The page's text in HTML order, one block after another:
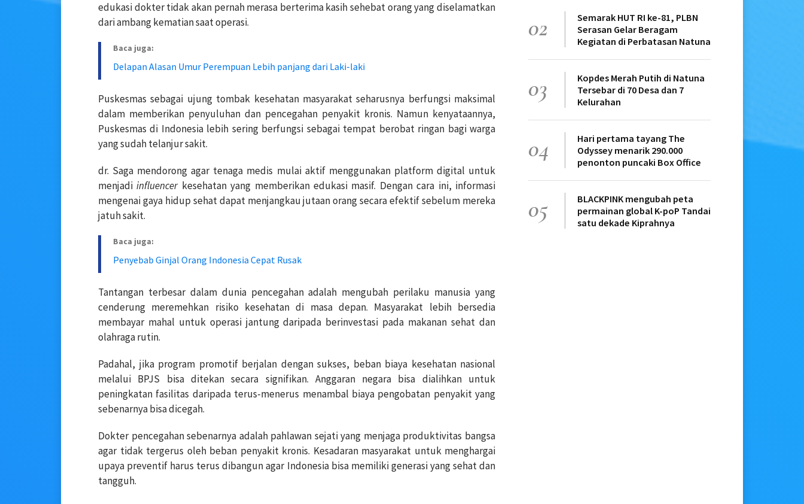
edukasi dokter tidak akan pernah merasa berterima kasih sehebat orang yang diselamatkan
dari ambang kematian saat operasi.
Baca juga:
Delapan Alasan Umur Perempuan Lebih panjang dari Laki-laki
Puskesmas sebagai ujung tombak kesehatan masyarakat seharusnya berfungsi maksimal
dalam memberikan penyuluhan dan pencegahan penyakit kronis. Namun kenyataannya,
Puskesmas di Indonesia lebih sering berfungsi sebagai tempat berobat ringan bagi warga
yang sudah telanjur sakit.
dr. Saga mendorong agar tenaga medis mulai aktif menggunakan platform digital untuk
menjadiinfluencerkesehatan yang memberikan edukasi masif. Dengan cara ini, informasi
mengenai gaya hidup sehat dapat menjangkau jutaan orang secara efektif sebelum mereka
jatuh sakit.
Baca juga:
Penyebab Ginjal Orang Indonesia Cepat Rusak
Tantangan terbesar dalam dunia pencegahan adalah mengubah perilaku manusia yang
cenderung meremehkan risiko kesehatan di masa depan. Masyarakat lebih bersedia
membayar mahal untuk operasi jantung daripada berinvestasi pada makanan sehat dan
olahraga rutin.
Padahal, jika program promotif berjalan dengan sukses, beban biaya kesehatan nasional
melalui BPJS bisa ditekan secara signifikan. Anggaran negara bisa dialihkan untuk
peningkatan fasilitas daripada terus-menerus menambal biaya pengobatan penyakit yang
sebenarnya bisa dicegah.
Dokter pencegahan sebenarnya adalah pahlawan sejati yang menjaga produktivitas bangsa
agar tidak tergerus oleh beban penyakit kronis. Kesadaran masyarakat untuk menghargai
upaya preventif harus terus dibangun agar Indonesia bisa memiliki generasi yang sehat dan
tangguh.
02
Semarak HUT RI ke-81, PLBN
Serasan Gelar Beragam
Kegiatan di Perbatasan Natuna
03
Kopdes Merah Putih di Natuna
Tersebar di 70 Desa dan 7
Kelurahan
04
Hari pertama tayang The
Odyssey menarik 290.000
penonton puncaki Box Office
05
BLACKPINK mengubah peta
permainan global K-poP Tandai
satu dekade Kiprahnya